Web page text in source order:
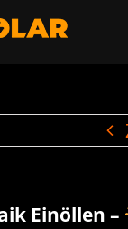
Einöllen –